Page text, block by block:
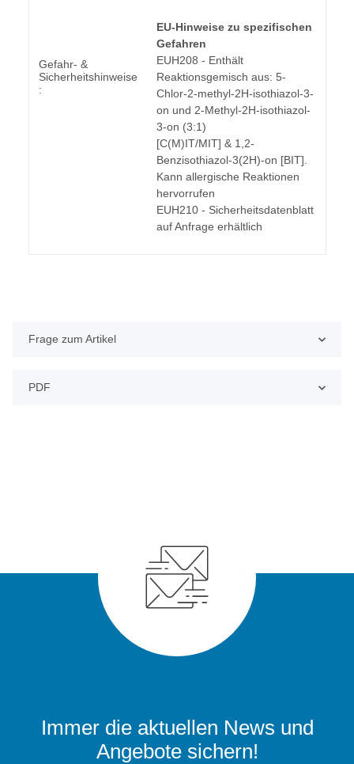
Gefahr- &
Sicherheitshinweise
:
EU-Hinweise zu spezifischen
Gefahren
EUH208 - Enthält
Reaktionsgemisch aus: 5-
Chlor-2-methyl-2H-isothiazol-3-
on und 2-Methyl-2H-isothiazol-
3-on (3:1)
[C(M)IT/MIT] & 1,2-
Benzisothiazol-3(2H)-on [BIT].
Kann allergische Reaktionen
hervorrufen
EUH210 - Sicherheitsdatenblatt
auf Anfrage erhältlich
Frage zum Artikel
PDF
Immer die aktuellen News und
Angebote sichern!